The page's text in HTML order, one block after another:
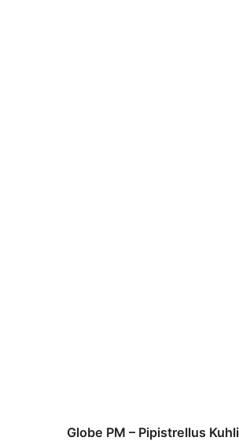
Globe PM – Pipistrellus